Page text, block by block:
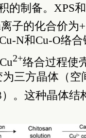
的制备。XPS
子的化合价为
N和Cu-O络
2+络合过程使
为三方晶体（空
。这种晶体结